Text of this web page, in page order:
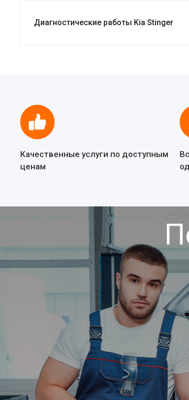
Диагностические работы Kia Stinger
Качественные услуги по доступным
ценам